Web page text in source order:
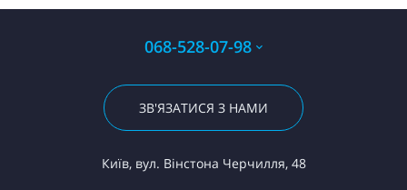
068-528-07-98
ЗВ'ЯЗАТИСЯ З НАМИ
Київ, вул. Вінстона Черчилля, 48